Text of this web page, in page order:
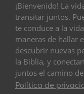
¡Bienvenido! La
transitar juntos.
te conduce a la
maneras de hallar
descubrir nuevas
la Biblia, y
juntos el camino
Política de